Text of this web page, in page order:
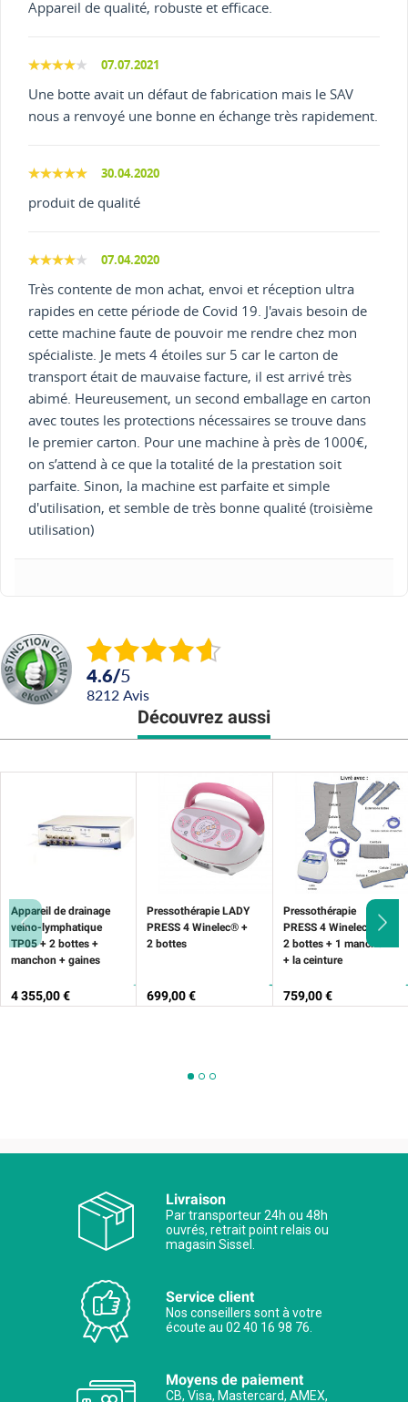
Appareil de qualité, robuste et efficace.
07.07.2021
Une botte avait un défaut de fabrication mais le SAV
nous a renvoyé une bonne en échange très rapidement.
30.04.2020
produit de qualité
07.04.2020
Très contente de mon achat, envoi et réception ultra
rapides en cette période de Covid 19. J'avais besoin de
cette machine faute de pouvoir me rendre chez mon
spécialiste. Je mets 4 étoiles sur 5 car le carton de
transport était de mauvaise facture, il est arrivé très
abimé. Heureusement, un second emballage en carton
avec toutes les protections nécessaires se trouve dans
le premier carton. Pour une machine à près de 1000€,
on s’attend à ce que la totalité de la prestation soit
parfaite. Sinon, la machine est parfaite et simple
d'utilisation, et semble de très bonne qualité (troisième
utilisation)
4.6/5
8212 avis
Découvrez aussi
Appareil de drainage
veino-lymphatique
TP05 + 2 bottes +
manchon + gaines
Prix
4 355,00 €
Pressothérapie LADY
PRESS 4 Winelec® +
2 bottes
Prix
699,00 €
Pressothérapie
PRESS 4 Winelec® +
2 bottes + 1 manchon
+ la ceinture
Prix
759,00 €
Livraison
Par transporteur 24h ou 48h
ouvrés, retrait point relais ou
magasin Sissel.
Service client
Nos conseillers sont à votre
écoute au 02 40 16 98 76.
Moyens de paiement
CB, Visa, Mastercard, AMEX,